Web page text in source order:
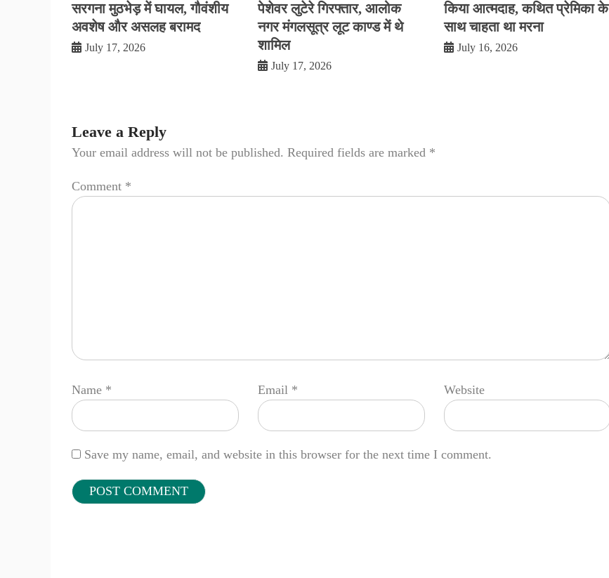
सरगना मुठभेड़ में घायल, गौवंशीय
अवशेष और असलह बरामद
July 17, 2026
पेशेवर लुटेरे गिरफ्तार, आलोक
नगर मंगलसूत्र लूट काण्‍ड में थे
शामिल
July 17, 2026
किया आत्मदाह, कथित प्रेमिका के
साथ चाहता था मरना
July 16, 2026
Leave a Reply
Your email address will not be published. Required fields are marked *
Comment *
Name * Email * Website
Save my name, email, and website in this browser for the next time I comment.